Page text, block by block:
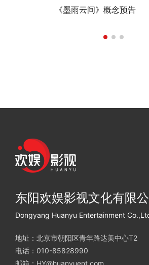
《墨雨云间》概念预告
东阳欢娱影视文化有限
Dongyang Huanyu Entertainment
地址：北京市朝阳区青年路达美中心T2
电话：010-85828990